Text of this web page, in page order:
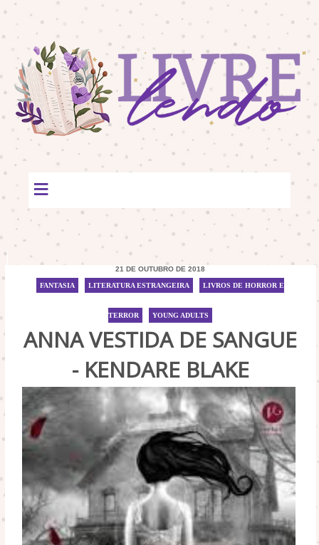
≡
21 DE OUTUBRO DE 2018
FANTASIA LITERATURA ESTRANGEIRA LIVROS DE HORROR E
TERROR YOUNG ADULTS
ANNA VESTIDA DE SANGUE
- KENDARE BLAKE